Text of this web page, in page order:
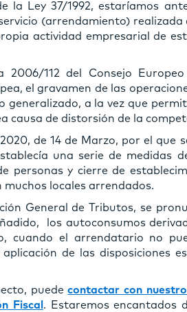
la Ley 37/1992, estaríamos
(arrendamiento)
actividad empresarial de
112 del Consejo
el gravamen de las
generalizado, a la vez que
causa de distorsión de la
de 14 de Marzo, por el que
una serie de medidas
personas y cierre de
muchos locales arrendados.
General de Tributos, se
los autoconsumos
cuando el arrendatario no
de las disposiciones
puedecontactar con
Fiscal . Estaremos encantados